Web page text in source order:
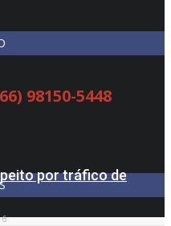
98150-5448
por tráfico de